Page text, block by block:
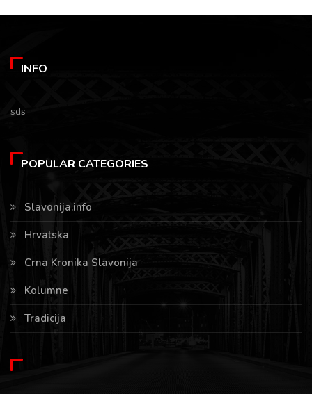
INFO
sds
POPULAR CATEGORIES
Slavonija.info
Hrvatska
Crna Kronika Slavonija
Kolumne
Tradicija